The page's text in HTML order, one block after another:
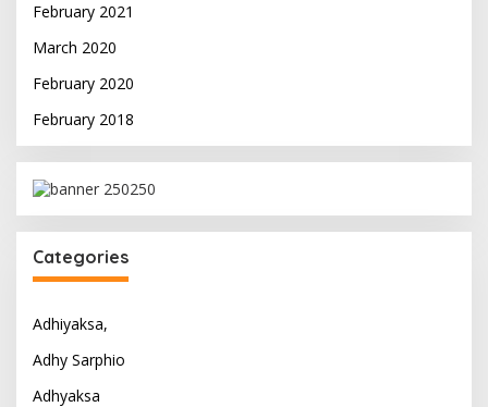
February 2021
March 2020
February 2020
February 2018
Categories
Adhiyaksa,
Adhy Sarphio
Adhyaksa